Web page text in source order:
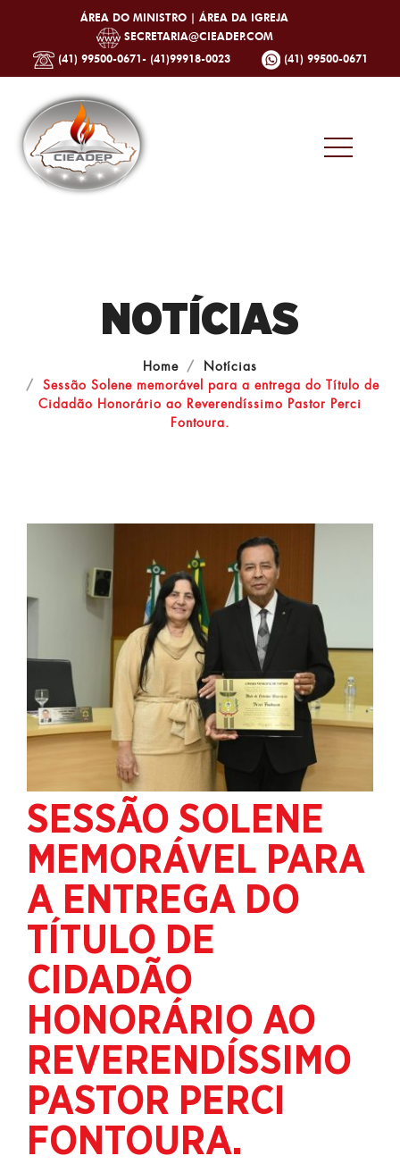
ÁREA DO MINISTRO | ÁREA DA IGREJA
SECRETARIA@CIEADEP.COM
(41) 99500-0671- (41)99918-0023
(41) 99500-0671
NOTÍCIAS
Home
Notícias
Sessão Solene memorável para a entrega do Título de
Cidadão Honorário ao Reverendíssimo Pastor Perci
Fontoura.
SESSÃO SOLENE
MEMORÁVEL PARA
A ENTREGA DO
TÍTULO DE
CIDADÃO
HONORÁRIO AO
REVERENDÍSSIMO
PASTOR PERCI
FONTOURA.